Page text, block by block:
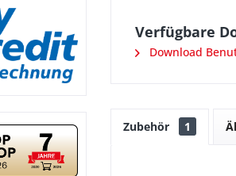
Verfügbare
Download
Zubehör 1